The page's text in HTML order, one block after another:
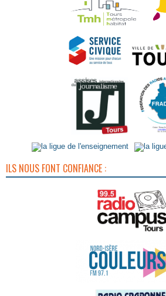
ILS NOUS FONT CONFIANCE :